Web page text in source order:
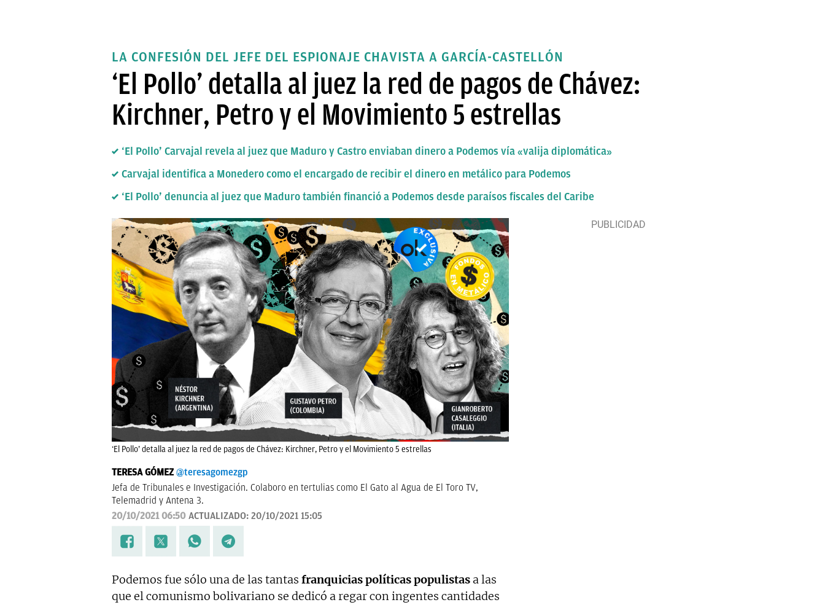
LA CONFESIÓN DEL JEFE DEL ESPIONAJE CHAVISTA A GARCÍA-CASTELLÓN
‘El Pollo’ detalla al juez la red de pagos de Chávez:
Kirchner, Petro y el Movimiento 5 estrellas
‘El Pollo’ Carvajal revela al juez que Maduro y Castro enviaban dinero a Podemos vía «valija diplomática»
Carvajal identifica a Monedero como el encargado de recibir el dinero en metálico para Podemos
‘El Pollo’ denuncia al juez que Maduro también financió a Podemos desde paraísos fiscales del Caribe
‘El Pollo’ detalla al juez la red de pagos de Chávez: Kirchner, Petro y el Movimiento 5 estrellas
TERESA GÓMEZ @teresagomezgp
Jefa de Tribunales e Investigación. Colaboro en tertulias como El Gato al Agua de El Toro TV,
Telemadrid y Antena 3.
20/10/2021 06:50 ACTUALIZADO: 20/10/2021 15:05
Podemos fue sólo una de las tantas franquicias políticas populistas a las
que el comunismo bolivariano se dedicó a regar con ingentes cantidades